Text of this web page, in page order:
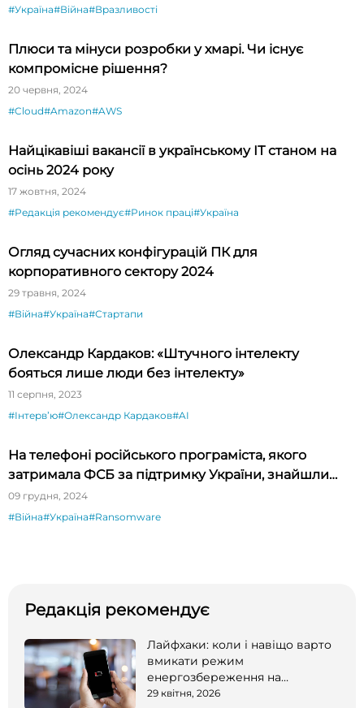
#Україна#Війна#Вразливості
Плюси та мінуси розробки у хмарі. Чи існує
компромісне рішення?
20 червня, 2024
#Cloud#Amazon#AWS
Найцікавіші вакансії в українському ІТ станом на
осінь 2024 року
17 жовтня, 2024
#Редакція рекомендує#Ринок праці#Україна
Огляд сучасних конфігурацій ПК для
корпоративного сектору 2024
29 травня, 2024
#Війна#Україна#Стартапи
Олександр Кардаков: «Штучного інтелекту
бояться лише люди без інтелекту»
11 серпня, 2023
#Інтервʼю#Олександр Кардаков#AI
На телефоні російського програміста, якого
затримала ФСБ за підтримку України, знайшли
нову шпигунську програму для Android
09 грудня, 2024
#Війна#Україна#Ransomware
Редакція рекомендує
Лайфхаки: коли і навіщо варто
вмикати режим
енергозбереження на
смартфоні
29 квітня, 2026